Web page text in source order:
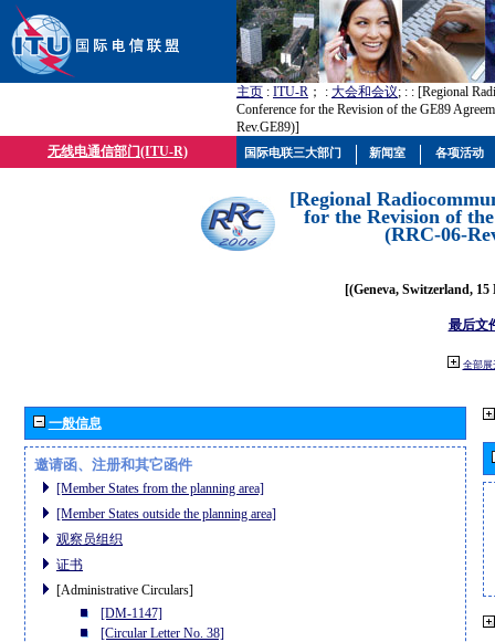
主页 : ITU-R ； : 大会和会议; : : [Regional
Conference for the Revision of the GE89
Rev.GE89)]
无线电通信部门(ITU-R)
[Regional
for the Revision of
(RRC-06-
[(Geneva, Switzerland, 15
最后文
全部展
一般信息
邀请函、注册和其它函件
[Member States from the planning area]
[Member States outside the planning area]
观察员组织
证书
[Administrative Circulars]
[DM-1147]
[Circular Letter No. 38]
国际电联三大部门 新闻室 各项活动